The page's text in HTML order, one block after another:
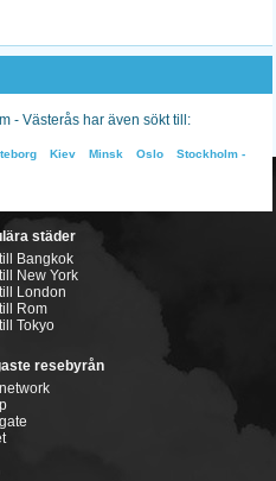
- Västerås har även sökt till:
Kiev Minsk Oslo Stockholm -
städer
Bangkok
New York
London
Rom
Tokyo
resebyrån